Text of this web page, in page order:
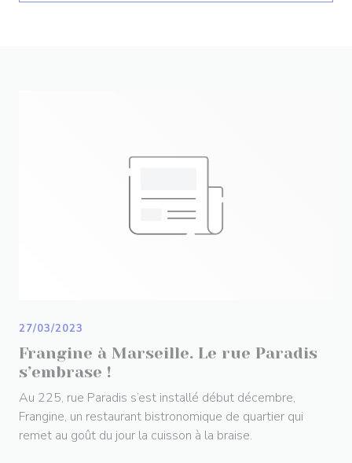
Frangine à Marseille. Le rue Paradis
s’embrase !
27/03/2023
Au 225, rue Paradis s’est installé début décembre,
Frangine, un restaurant bistronomique de quartier qui
remet au goût du jour la cuisson à la braise.